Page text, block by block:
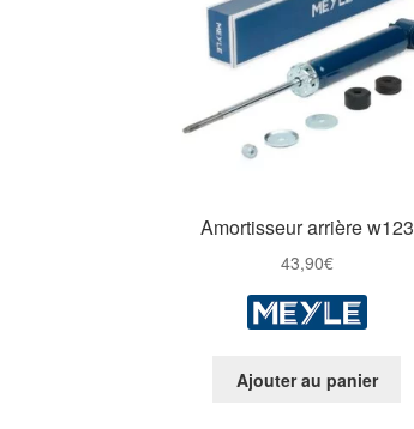
Amortisseur arrière w123
43,90€
Ajouter au panier